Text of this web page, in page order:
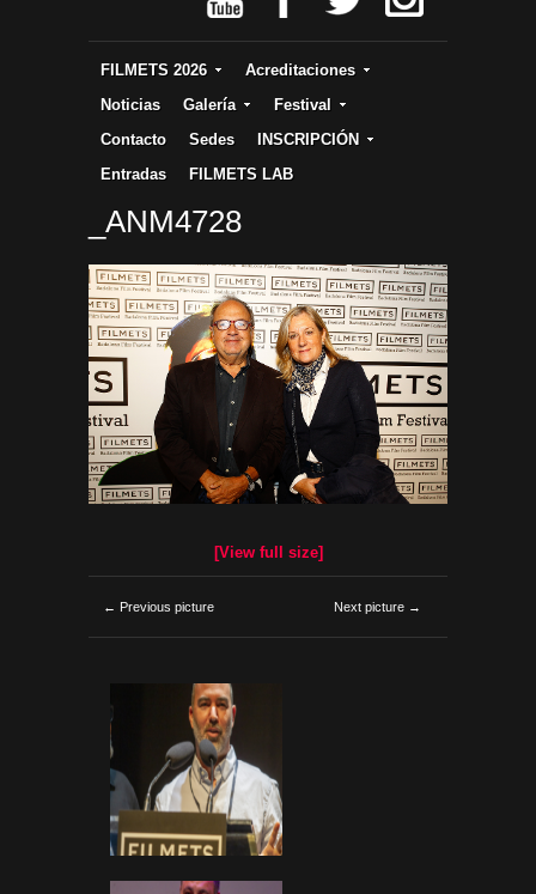
FILMETS 2026
Acreditaciones
Noticias
Galería
Festival
Contacto
Sedes
INSCRIPCIÓN
Entradas
FILMETS LAB
_ANM4728
[View full size]
← Previous picture Next picture →